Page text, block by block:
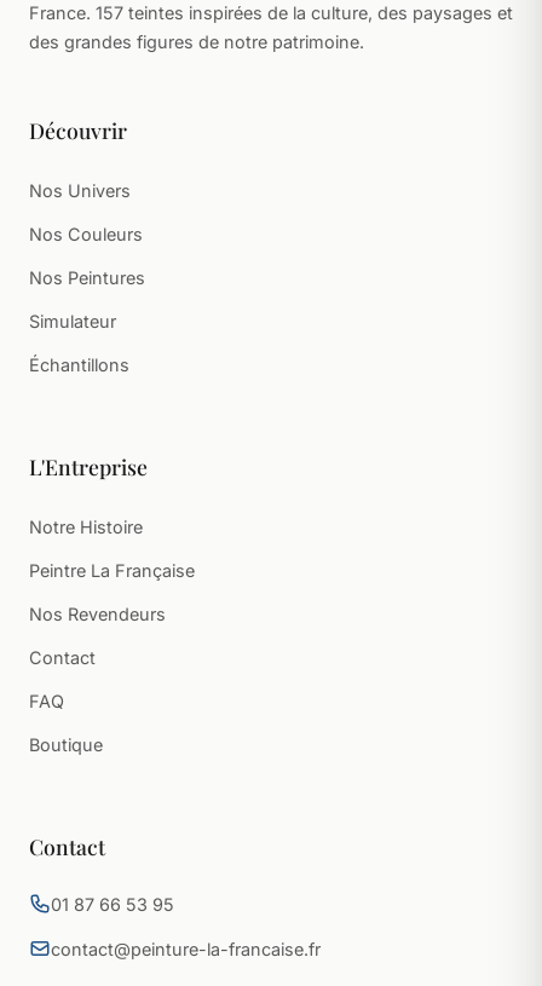
France. 157 teintes inspirées de la culture, des paysages et
des grandes figures de notre patrimoine.
Découvrir
Nos Univers
Nos Couleurs
Nos Peintures
Simulateur
Échantillons
L'Entreprise
Notre Histoire
Peintre La Française
Nos Revendeurs
Contact
FAQ
Boutique
Contact
01 87 66 53 95
contact@peinture-la-francaise.fr